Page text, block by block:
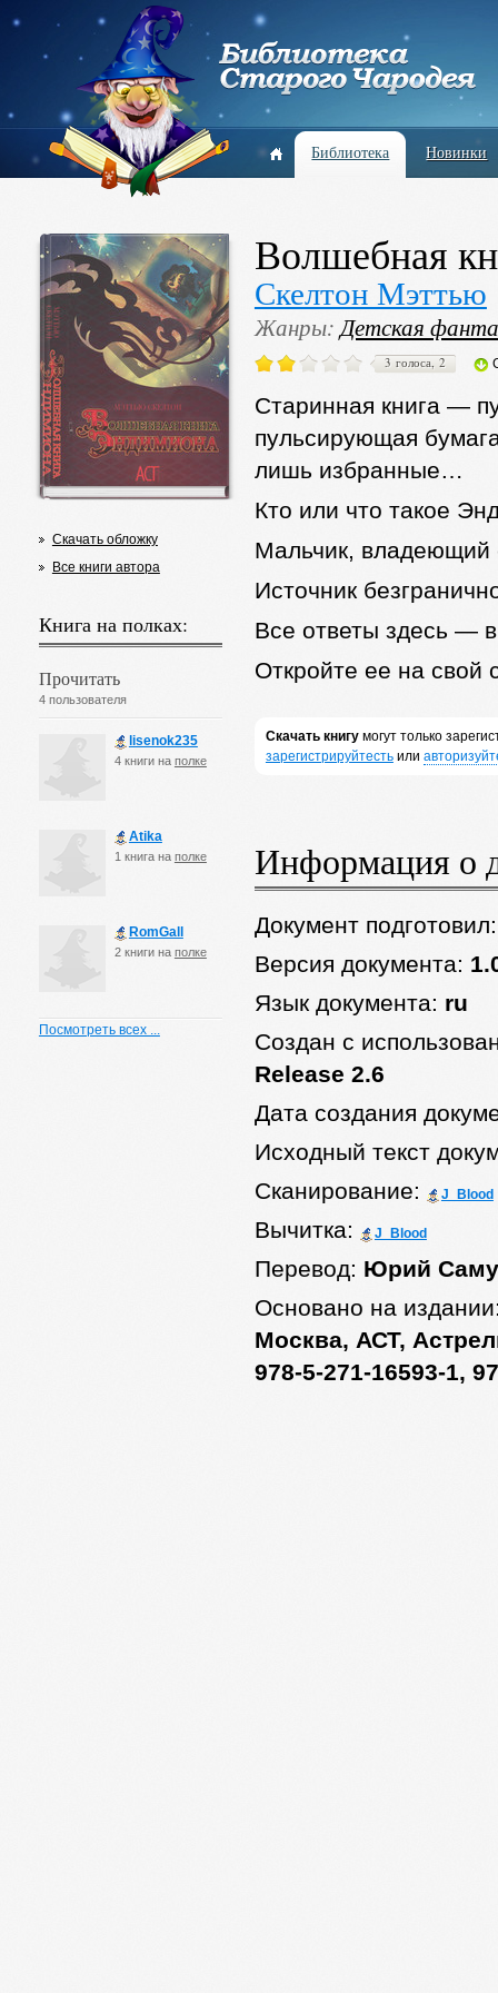
Библиотека Новинки
Скачать обложку
Все книги автора
Книга на полках:
Прочитать
4 пользователя
lisenok235
4 книги на полке
Atika
1 книга на полке
RomGall
2 книги на полке
Посмотреть всех ...
Волшебная
Скелтон Мэттью
Жанры:Детская
3 голоса, 2
Старинная книга —
пульсирующая
лишь избранные…
Кто или что такое
Мальчик, владеющий
Источник
Все ответы здесь — в
Откройте ее на свой
Скачать книгумогут только
зарегистрируйтестьили
Информация о
Документ
Версия документа:
Язык документа: ru
Создан с
Release 2.6
Дата создания
Исходный текст
Сканирование:
J_Blood
Вычитка: J_Blood
Перевод: Юрий
Основано на
Москва, АСТ,
978-5-271-16593-1,